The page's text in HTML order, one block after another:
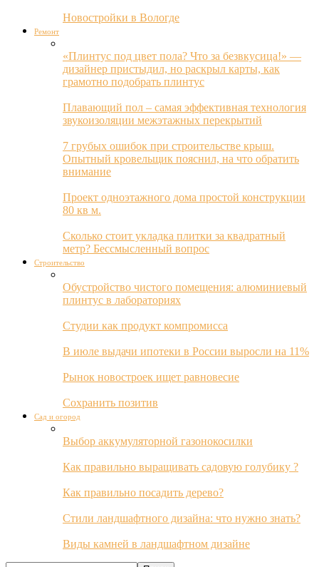
Новостройки в Вологде
Ремонт
«Плинтус под цвет пола? Что за безвкусица!» —
дизайнер пристыдил, но раскрыл карты, как
грамотно подобрать плинтус
Плавающий пол – самая эффективная технология
звукоизоляции межэтажных перекрытий
7 грубых ошибок при строительстве крыш.
Опытный кровельщик пояснил, на что обратить
внимание
Проект одноэтажного дома простой конструкции
80 кв м.
Сколько стоит укладка плитки за квадратный
метр? Бессмысленный вопрос
Строительство
Обустройство чистого помещения: алюминиевый
плинтус в лабораториях
Студии как продукт компромисса
В июле выдачи ипотеки в России выросли на 11%
Рынок новостроек ищет равновесие
Сохранить позитив
Сад и огород
Выбор аккумуляторной газонокосилки
Как правильно выращивать садовую голубику ?
Как правильно посадить дерево?
Стили ландшафтного дизайна: что нужно знать?
Виды камней в ландшафтном дизайне